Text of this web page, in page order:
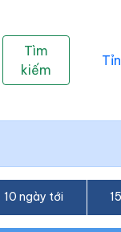
Tìm
kiếm
10 ngày tới